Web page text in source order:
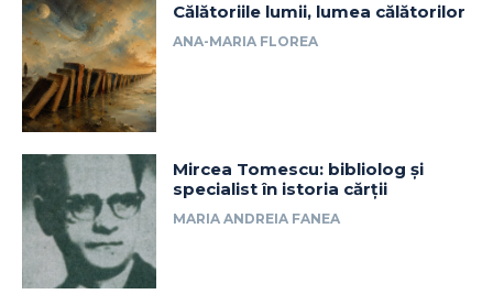
Călătoriile lumii, lumea călătorilor
ANA-MARIA FLOREA
Mircea Tomescu: bibliolog și
specialist în istoria cărții
MARIA ANDREIA FANEA